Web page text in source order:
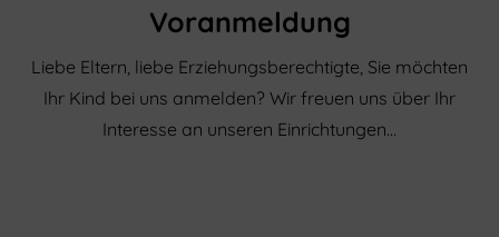
Voranmeldung
Liebe Eltern, liebe Erziehungsberechtigte, Sie möchten
Ihr Kind bei uns anmelden? Wir freuen uns über Ihr
Interesse an unseren Einrichtungen…